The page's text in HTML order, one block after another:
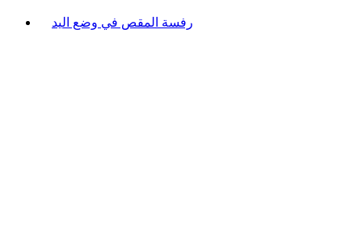
رفسة المقص في وضع اليد